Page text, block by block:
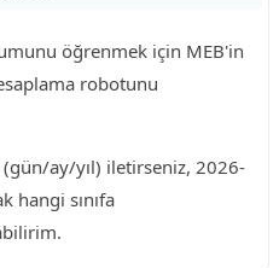
öğrenmek için MEB'in
robotunu
ay/yıl) iletirseniz, 2026-
hangi sınıfa